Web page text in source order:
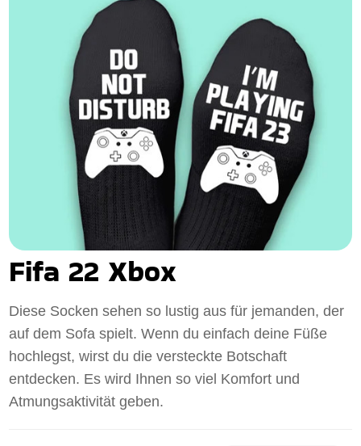
Fifa 22 Xbox
Diese Socken sehen so lustig aus für jemanden, der
auf dem Sofa spielt. Wenn du einfach deine Füße
hochlegst, wirst du die versteckte Botschaft
entdecken. Es wird Ihnen so viel Komfort und
Atmungsaktivität geben.